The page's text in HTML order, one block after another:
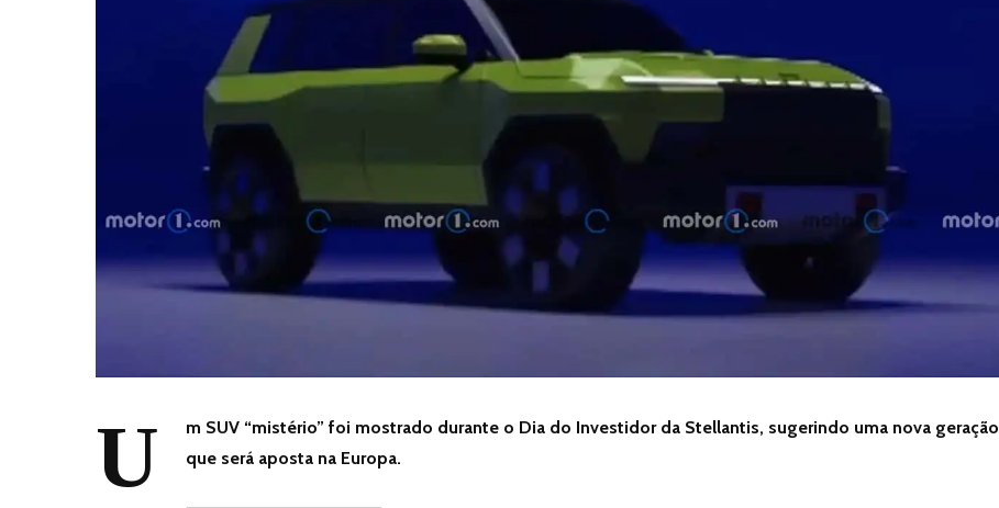
U
m SUV “mistério” foi mostrado durante o Dia do Investidor da Stellantis, sugerindo uma nova geração
que será aposta na Europa.